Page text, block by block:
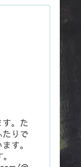
。た
りで
す。